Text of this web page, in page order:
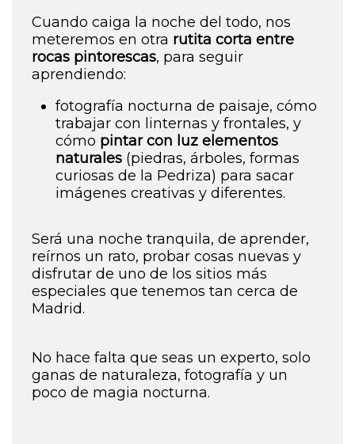
Cuando caiga la noche del todo, nos
meteremos en otra rutita corta entre
rocas pintorescas, para seguir
aprendiendo:
fotografía nocturna de paisaje, cómo
trabajar con linternas y frontales, y
cómo pintar con luz elementos
naturales (piedras, árboles, formas
curiosas de la Pedriza) para sacar
imágenes creativas y diferentes.
Será una noche tranquila, de aprender,
reírnos un rato, probar cosas nuevas y
disfrutar de uno de los sitios más
especiales que tenemos tan cerca de
Madrid.
No hace falta que seas un experto, solo
ganas de naturaleza, fotografía y un
poco de magia nocturna.